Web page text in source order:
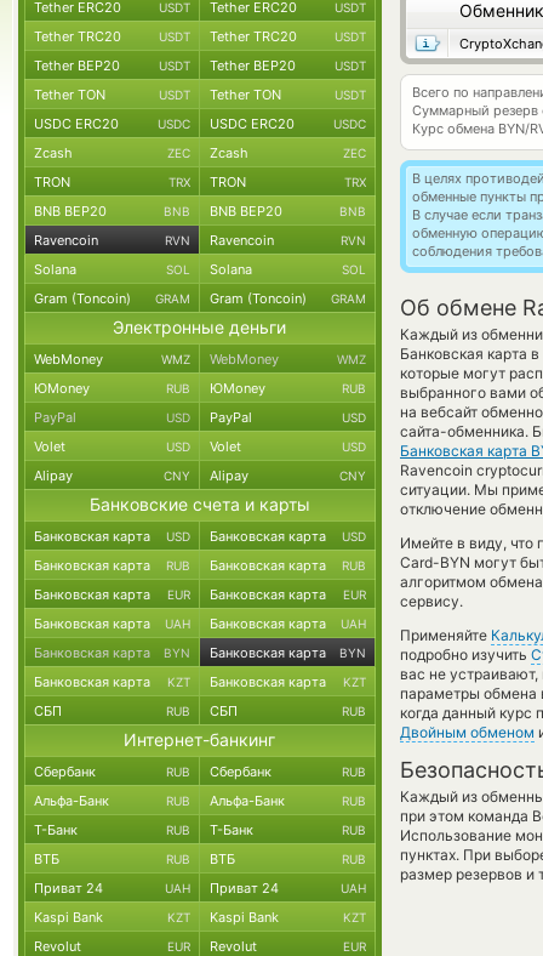
Обменник
Всего по
Суммарный резерв
Курс обмена BYN/
В целях
обменные пункты
В случае если
обменную
соблюдения
Об обмене
Каждый из
Банковская карта
которые могут
выбранного вами
на вебсайт
сайта-обменника.
Банковская карта
Ravencoin
ситуации. Мы
отключение
Имейте в виду, что
Card-BYN могут
алгоритмом
сервису.
Применяйте
подробно изучить
вас не
параметры обмена
когда данный курс
Двойным обменом
Каждый из
при этом команда
Использование
пунктах. При
размер резервов и
Tether ERC20 USDT Tether ERC20 USDT
Tether TRC20 USDT Tether TRC20 USDT
Tether BEP20 USDT Tether BEP20 USDT
Tether TON USDT Tether TON USDT
USDC ERC20 USDC USDC ERC20 USDC
Zcash ZEC Zcash ZEC
TRON TRX TRON TRX
BNB BEP20 BNB BNB BEP20 BNB
Ravencoin RVN Ravencoin RVN
Solana SOL Solana SOL
Gram (Toncoin) GRAM Gram (Toncoin) GRAM
Электронные деньги
WebMoney WMZ WebMoney WMZ
ЮMoney RUB ЮMoney RUB
PayPal USD PayPal USD
Volet USD Volet USD
Alipay CNY Alipay CNY
Банковские счета и карты
Банковская карта USD Банковская карта USD
Банковская карта RUB Банковская карта RUB
Банковская карта EUR Банковская карта EUR
Банковская карта UAH Банковская карта UAH
Банковская карта BYN Банковская карта BYN
Банковская карта KZT Банковская карта KZT
СБП RUB СБП RUB
Интернет-банкинг
Сбербанк RUB Сбербанк RUB
Альфа-Банк RUB Альфа-Банк RUB
Т-Банк RUB Т-Банк RUB
ВТБ RUB ВТБ RUB
Приват 24 UAH Приват 24 UAH
Kaspi Bank KZT Kaspi Bank KZT
Revolut EUR Revolut EUR